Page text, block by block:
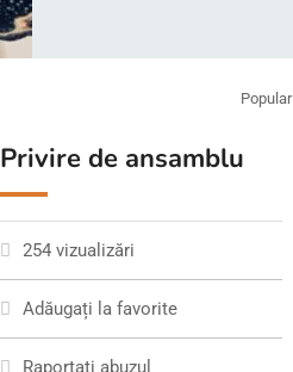
Popular
Privire de ansamblu
254 vizualizări
Adăugați la favorite
Raportați abuzul